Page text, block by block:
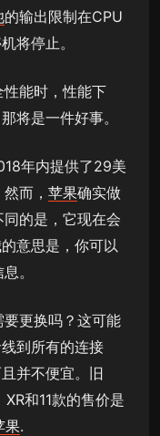
的输出限制在CPU
将停止。
能时，性能下
将是一件好事。
年内提供了29美
然而， 苹果确实做
的是，它现在会
意思是，你可以
。
更换吗？这可能
到所有的连接
并不便宜。旧
和11款的售价是
果.